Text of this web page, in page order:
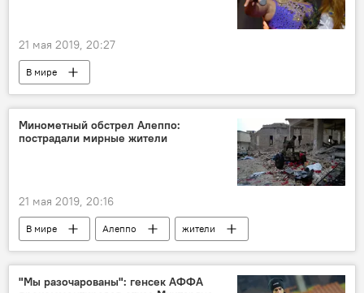
21 мая 2019, 20:27
В мире
Минометный обстрел Алеппо:
пострадали мирные жители
21 мая 2019, 20:16
В мире Алеппо
жители
войска
Сирия обстрел
"Мы разочарованы": генсек АФФА